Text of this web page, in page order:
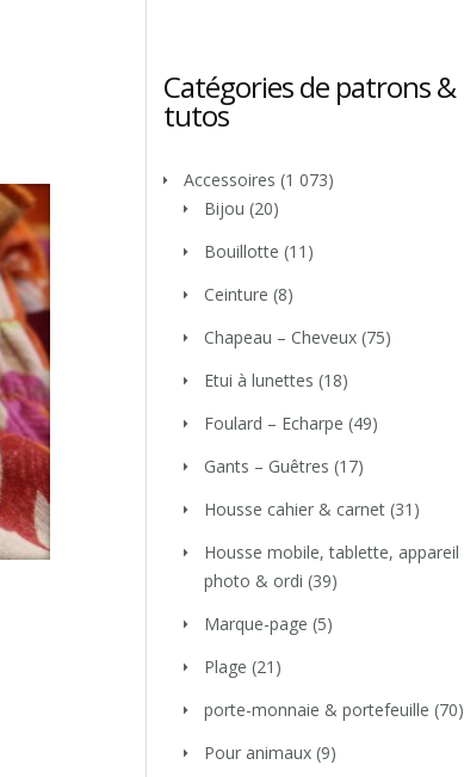
Catégories de patrons &
tutos
Accessoires (1 073)
Bijou (20)
Bouillotte (11)
Ceinture (8)
Chapeau – Cheveux (75)
Etui à lunettes (18)
Foulard – Echarpe (49)
Gants – Guêtres (17)
Housse cahier & carnet (31)
Housse mobile, tablette, appareil
photo & ordi (39)
Marque-page (5)
Plage (21)
porte-monnaie & portefeuille (70)
Pour animaux (9)